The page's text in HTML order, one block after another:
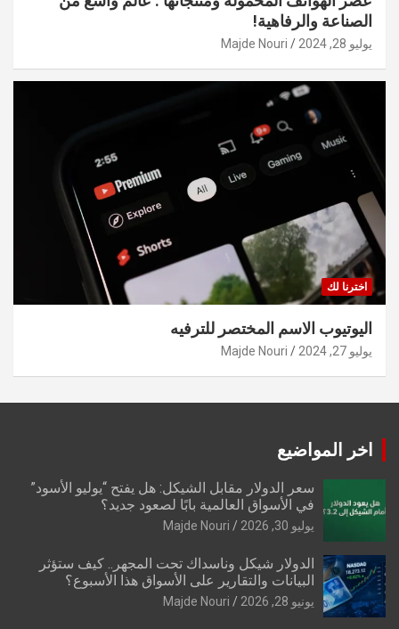
الصناعة والرفاهية!
يوليو 28, 2024 Majde Nouri
اخترنا لك
اليوتيوب الاسم المختصر للترفيه
يوليو 27, 2024 Majde Nouri
اخر المواضيع
سعر الدولار مقابل الشيكل: هل يفتح “يوليو الأسود”
في الأسواق العالمية بابًا لصعود جديد؟
يوليو 30, 2026 Majde Nouri
الدولار شيكل وناسداك تحت المجهر.. كيف ستؤثر
البيانات والتقارير على الأسواق هذا الأسبوع؟
يونيو 28, 2026 Majde Nouri